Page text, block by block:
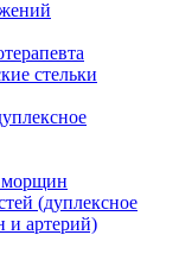
стельки
морщин
(дуплексное
и артерий)